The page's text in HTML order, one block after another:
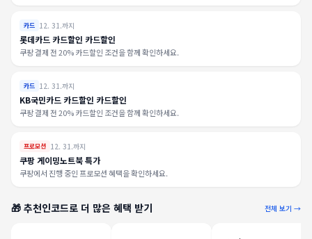
카드 12. 31.까지
롯데카드 카드할인 카드할인
쿠팡 결제 전 20% 카드할인 조건을 함께 확인하세요.
카드 12. 31.까지
KB국민카드 카드할인 카드할인
쿠팡 결제 전 20% 카드할인 조건을 함께 확인하세요.
프로모션 12. 31.까지
쿠팡 게이밍노트북 특가
쿠팡에서 진행 중인 프로모션 혜택을 확인하세요.
🎁 추천인코드로 더 많은 혜택 받기 전체 보기 →